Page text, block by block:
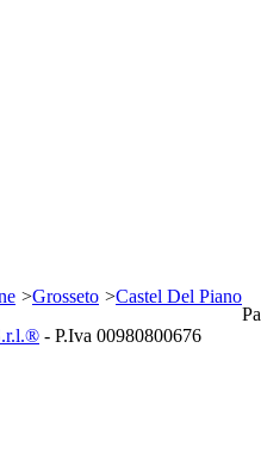
>Grosseto >Castel Del Piano
- P.Iva 00980800676